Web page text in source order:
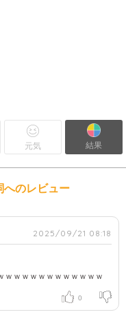
元気 結果
へのレビュー
2025/09/21 08:18
ｗｗｗｗｗｗｗｗｗｗｗｗ
0